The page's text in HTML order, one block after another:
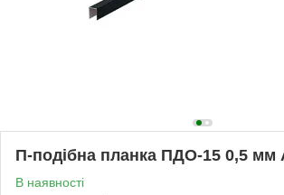
П-подібна планка ПДО-15 0,5 мм
В наявності